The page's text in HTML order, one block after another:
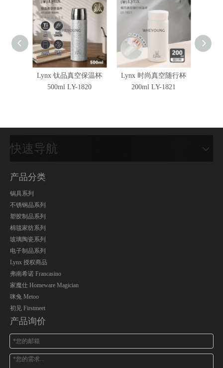
Lynx 钛品真空保温杯
500ml LY-1820
Lynx 时尚真空随行杯
200ml LY-1821
快速导航
产品分类
锅具系列
不锈钢品系列
塑胶制品系列
棉毯家纺系列
玻璃陶瓷系列
电子制品系列
Lynx 授权商品
弗南希诺 Francasino
家魔仕 Homeware Magician
咪兔 Metoo
初见 Firstmeet
产品询价